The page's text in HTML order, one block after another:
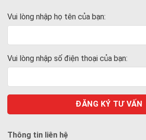
Thông tin liên hệ
Vui lòng nhập họ tên của bạn:
Vui lòng nhập số điện thoại của bạn: